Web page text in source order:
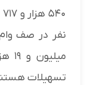
نفر در صف وام
تسهیلات